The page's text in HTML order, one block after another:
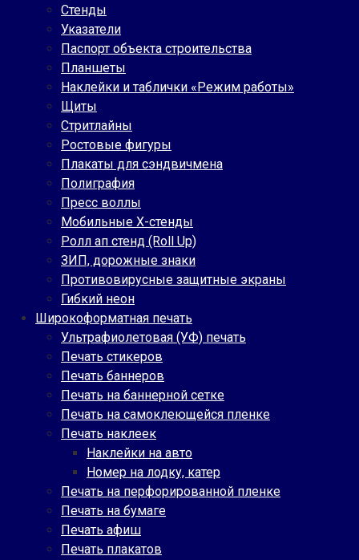
Стенды
Указатели
Паспорт объекта строительства
Планшеты
Наклейки и таблички «Режим работы»
Щиты
Стритлайны
Ростовые фигуры
Плакаты для сэндвичмена
Полиграфия
Пресс воллы
Мобильные Х-стенды
Ролл ап стенд (Roll Up)
ЗИП, дорожные знаки
Противовирусные защитные экраны
Гибкий неон
Широкоформатная печать
Ультрафиолетовая (УФ) печать
Печать стикеров
Печать баннеров
Печать на баннерной сетке
Печать на самоклеющейся пленке
Печать наклеек
Наклейки на авто
Номер на лодку, катер
Печать на перфорированной пленке
Печать на бумаге
Печать афиш
Печать плакатов